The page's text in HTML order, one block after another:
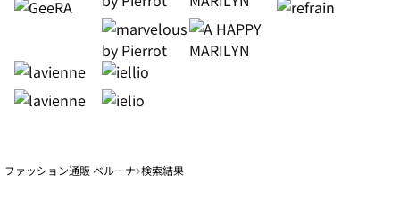
ファッション通販 ベルーナ 検索結果